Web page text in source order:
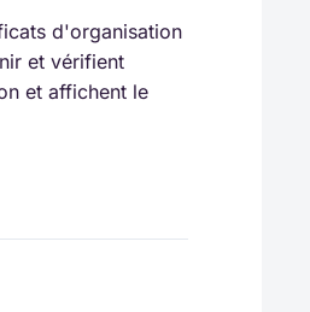
d'organisation
et vérifient
et affichent le